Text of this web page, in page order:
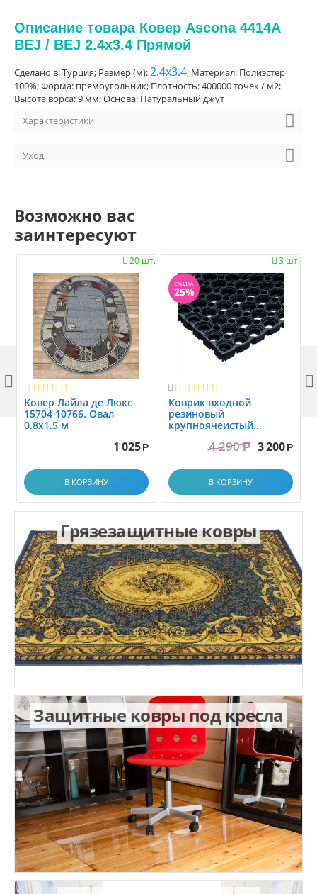
Описание товара Ковер Ascona 4414A
BEJ / BEJ 2.4x3.4 Прямой
Сделано в: Турция; Размер (м):2.4x3.4; Материал: Полиэстер
100%; Форма: прямоугольник; Плотность: 400000 точек / м2;
Высота ворса: 9 мм; Основа: Натуральный джут
Характеристики
Уход
Возможно вас
заинтересуют
20 шт.

Ковер Лайла де Люкс
15704 10766. Овал
0.8x1.5 м
1 025 Р
В КОРЗИНУ
3 шт.

СКИДКА
25%

Коврик вxодной
резиновый
крупноячеистый
1.0x1.5 м4 290 Р 3 200 Р
В КОРЗИНУ
 
Грязезащитные ковры
Защитные ковры под кресла